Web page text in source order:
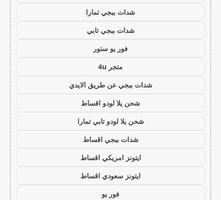
شدات ببجي تمارا
شدات ببجي تابي
فور يو ستور
متجر 4u
شدات ببجي عن طريق الايدي
شحن يلا لودو اقساط
شحن يلا لودو تابي تمارا
شدات ببجي اقساط
ايتونز امريكي اقساط
ايتونز سعودي اقساط
فور يو